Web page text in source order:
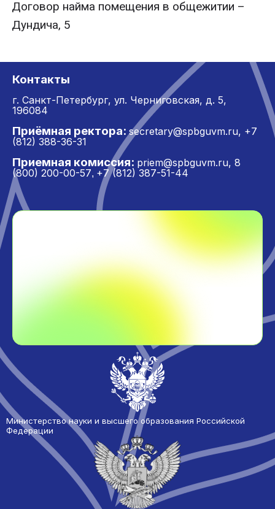
Договор найма помещения в общежитии –
Дундича, 5
Контакты
г. Санкт-Петербург, ул. Черниговская, д. 5,
196084
Приёмная ректора: secretary@spbguvm.ru, +7
(812) 388-36-31
Приемная комиссия: priem@spbguvm.ru, 8
(800) 200-00-57, +7 (812) 387-51-44
Министерство науки и высшего образования Российской
Федерации